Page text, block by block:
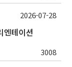
엔테이션
3008
2026-07-28